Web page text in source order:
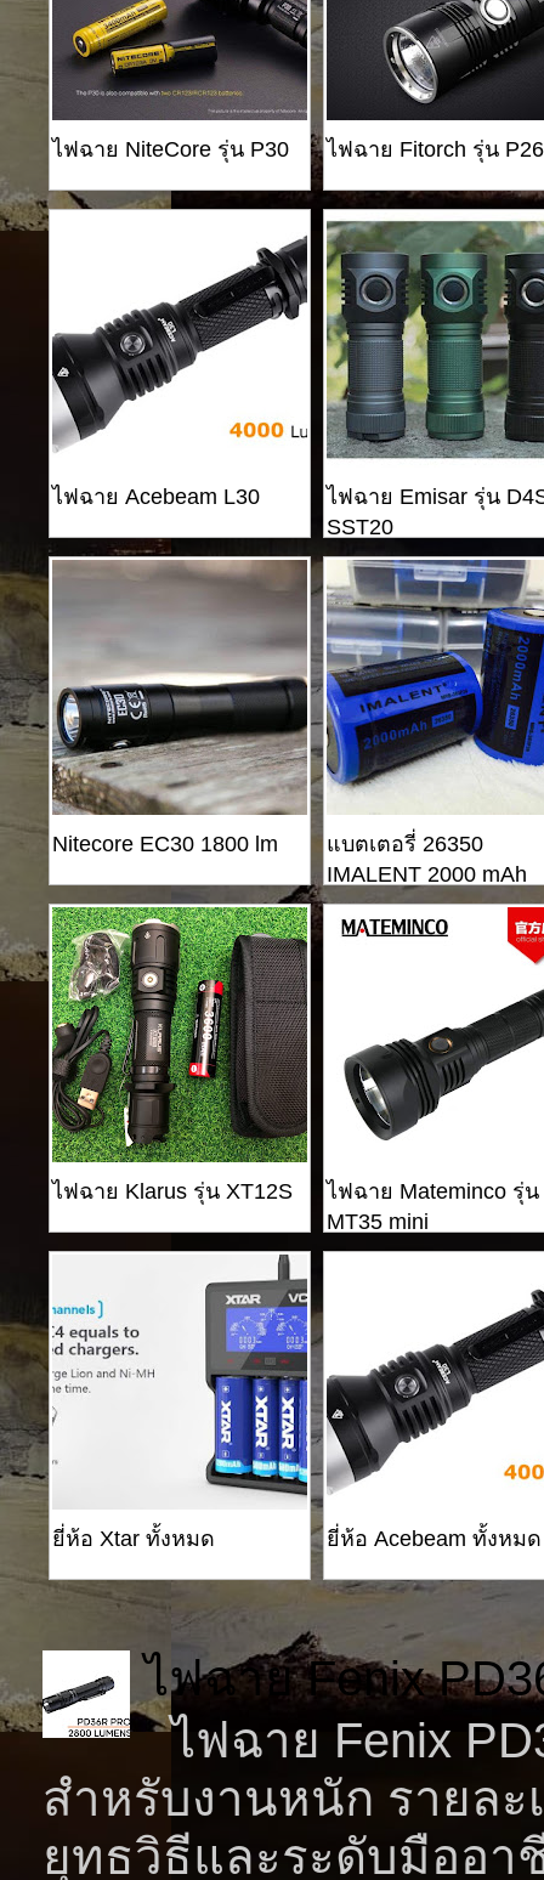
ไฟฉาย NiteCore รุ่น P30 ไฟฉาย Fitorch รุ่น
ไฟฉาย Acebeam L30
ไฟฉาย Emisar รุ่น
SST20
Nitecore EC30 1800 lm
แบตเตอรี่ 26350
IMALENT 2000 mAh
ไฟฉาย Klarus รุ่น XT12S
ไฟฉาย Mateminco รุ่น
MT35 mini
ยี่ห้อ Xtar ทั้งหมด ยี่ห้อ Acebeam ทั้งหมด
ไฟฉาย Fenix
ไฟฉาย Fenix
สำหรับงานหนัก รายล
ยุทธวิธีและระดับมืออา